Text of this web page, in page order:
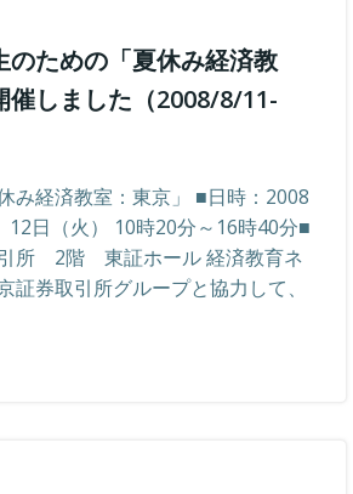
ための「夏休み経済教
催しました（2008/8/11-
み経済教室：東京」 ■日時：2008
12日（火） 10時20分～16時40分■
所 2階 東証ホール 経済教育ネ
証券取引所グループと協力して、